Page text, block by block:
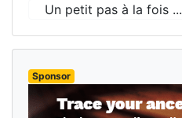
Un petit pas à la fois ...
Sponsor